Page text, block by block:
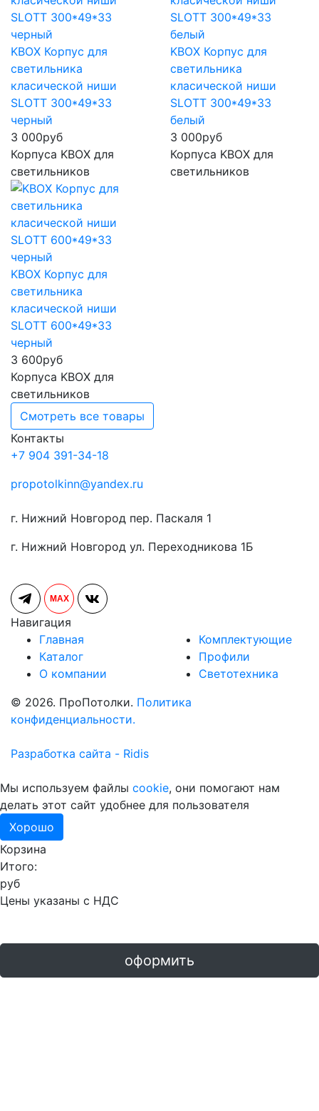
KBOX Корпус для
светильника
класической ниши
SLOTT 300*49*33
черный
3 000руб
Корпуса KBOX для
светильников
KBOX Корпус для
светильника
класической ниши
SLOTT 300*49*33
белый
3 000руб
Корпуса KBOX для
светильников
KBOX Корпус для
светильника
класической ниши
SLOTT 600*49*33
черный
3 600руб
Корпуса KBOX для
светильников
Смотреть все товары
Контакты
+7 904 391-34-18
propotolkinn@yandex.ru
г. Нижний Новгород пер. Паскаля 1
г. Нижний Новгород ул. Переходникова 1Б
MAX
Навигация
Главная
Каталог
О компании
Комплектующие
Профили
Светотехника
© 2026. ПроПотолки. Политика
конфиденциальности.
Разработка сайта - Ridis
Мы используем файлы cookie, они помогают нам
делать этот сайт удобнее для пользователя
Хорошо
Корзина
Итого:
руб
Цены указаны с НДС
оформить